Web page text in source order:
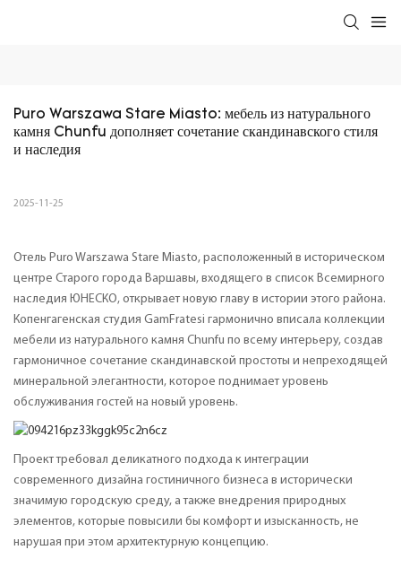
Puro Warszawa Stare Miasto: мебель из натурального
камня Chunfu дополняет сочетание скандинавского стиля
и наследия
2025-11-25
Отель Puro Warszawa Stare Miasto, расположенный в историческом
центре Старого города Варшавы, входящего в список Всемирного
наследия ЮНЕСКО, открывает новую главу в истории этого района.
Копенгагенская студия GamFratesi гармонично вписала коллекции
мебели из натурального камня Chunfu по всему интерьеру, создав
гармоничное сочетание скандинавской простоты и непреходящей
минеральной элегантности, которое поднимает уровень
обслуживания гостей на новый уровень.
Проект требовал деликатного подхода к интеграции
современного дизайна гостиничного бизнеса в исторически
значимую городскую среду, а также внедрения природных
элементов, которые повысили бы комфорт и изысканность, не
нарушая при этом архитектурную концепцию.